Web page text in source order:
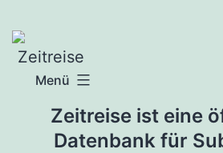
Inhalt
springen
Menü
Zeitreise ist eine
Datenbank für